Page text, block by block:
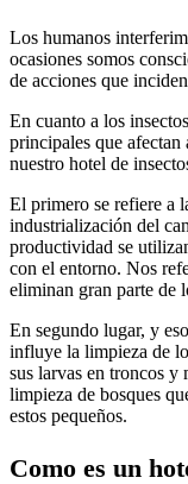
Los humanos
ocasiones somos
de acciones que
En cuanto a los
principales que afectan
nuestro hotel de
El primero se refiere a
industrialización del
productividad se
con el entorno. Nos
eliminan gran parte de
En segundo lugar, y
influye la limpieza de
sus larvas en troncos y
limpieza de bosques
estos pequeños.
Como es un